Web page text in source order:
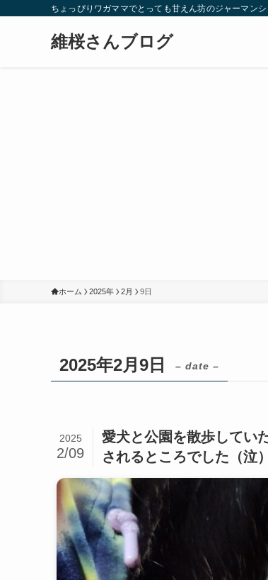
ちょっぴりワガママでとっても甘えん坊のジャーマン
維桜さんブログ
ホーム 2025年 2月 9日
2025年2月9日 – date –
愛犬と公園を散歩してい
されるところでした（泣）
2025
2/09